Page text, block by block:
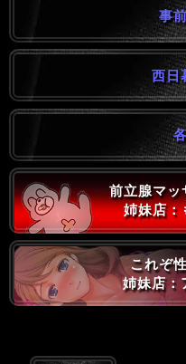
事
西日
前立腺マッ
姉妹店：
これぞ
姉妹店：